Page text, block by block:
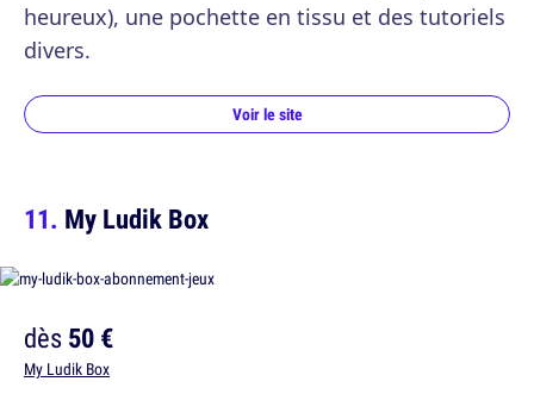
heureux), une pochette en tissu et des tutoriels
divers.
Voir le site
My Ludik Box
dès50 €
My Ludik Box